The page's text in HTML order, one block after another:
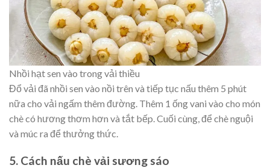
Nhồi hạt sen vào trong vải thiều
Đổ vải đã nhồi sen vào nồi trên và tiếp tục nấu thêm 5 phút
nữa cho vải ngấm thêm đường. Thêm 1 ống vani vào cho món
chè có hương thơm hơn và tắt bếp. Cuối cùng, để chè nguội
và múc ra để thưởng thức.
5. Cách nấu chè vải sương sáo